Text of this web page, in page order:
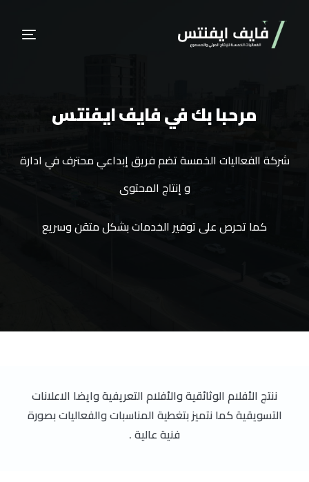
مرحبا بك في فايف ايفنتس
شركة الفعاليات الخمسة تضم فريق إبداعي محترف في ادارة
و إنتاج المحتوى
كما تحرص على توفير الخدمات بشكل متقن وسريع
ننتج الأفلام الوثائقية والأفلام التعريفية وايضا الاعلانات
التسويقية كما نتميز بتغطية المناسبات والفعاليات بصورة
فنية عالية .